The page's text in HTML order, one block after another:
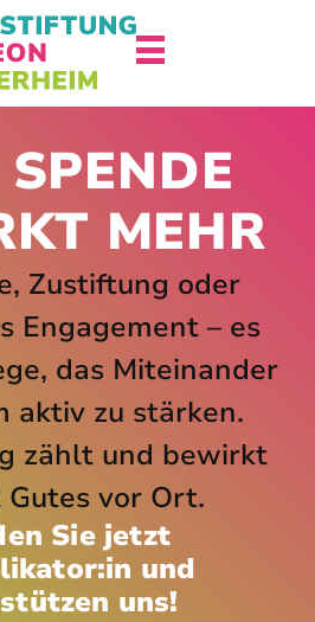
MEHR
Zustiftung oder
Engagement – es
das Miteinander
aktiv zu stärken.
zählt und bewirkt
vor Ort.
Sie jetzt
und
uns!